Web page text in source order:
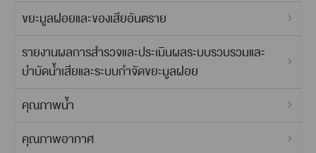
ขยะมูลฝอยและของเสียอันตราย
รายงานผลการสำรวจและประเมินผลระบบรวบรวมและ
บำบัดน้ำเสียและระบบกำจัดขยะมูลฝอย
คุณภาพน้ำ
คุณภาพอากาศ